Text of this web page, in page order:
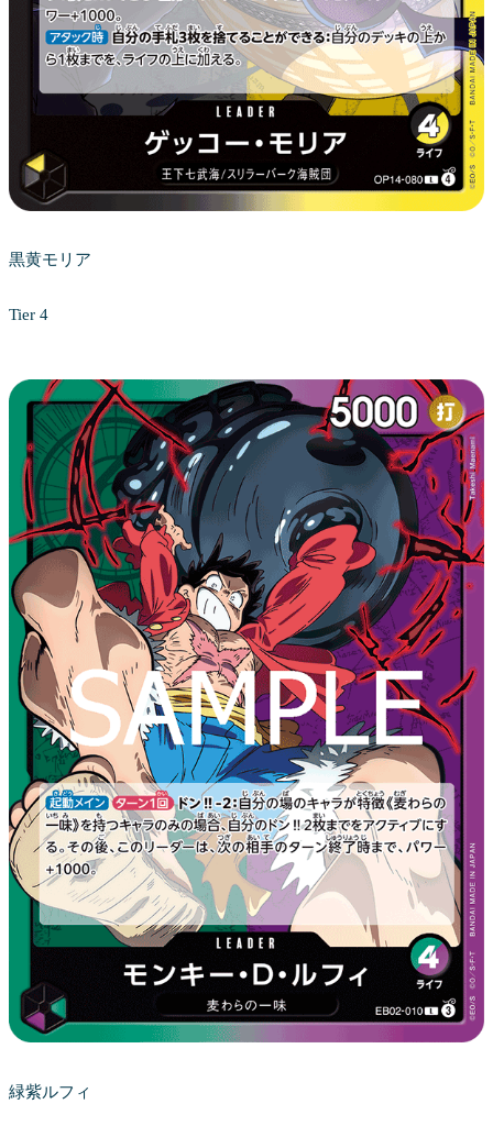
黒黄モリア
Tier 4
緑紫ルフィ